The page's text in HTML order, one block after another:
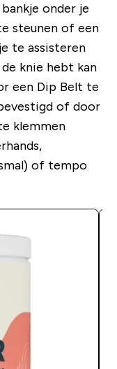
onder je
steunen of een
te assisteren
knie hebt kan
een Dip Belt te
of door
klemmen
of tempo